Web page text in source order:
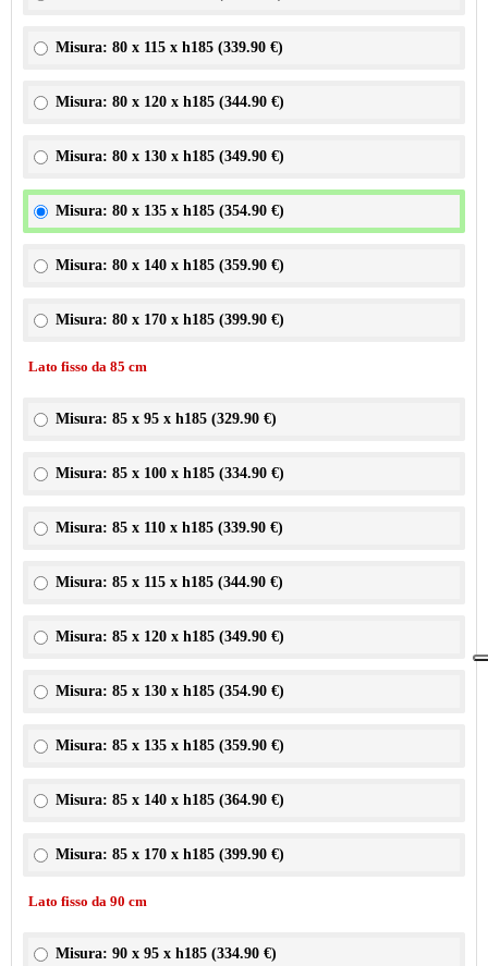
Misura: 80 x 115 x h185 (339.90 €)
Misura: 80 x 120 x h185 (344.90 €)
Misura: 80 x 130 x h185 (349.90 €)
Misura: 80 x 135 x h185 (354.90 €)
Misura: 80 x 140 x h185 (359.90 €)
Misura: 80 x 170 x h185 (399.90 €)
Lato fisso da 85 cm
Misura: 85 x 95 x h185 (329.90 €)
Misura: 85 x 100 x h185 (334.90 €)
Misura: 85 x 110 x h185 (339.90 €)
Misura: 85 x 115 x h185 (344.90 €)
Misura: 85 x 120 x h185 (349.90 €)
Misura: 85 x 130 x h185 (354.90 €)
Misura: 85 x 135 x h185 (359.90 €)
Misura: 85 x 140 x h185 (364.90 €)
Misura: 85 x 170 x h185 (399.90 €)
Lato fisso da 90 cm
Misura: 90 x 95 x h185 (334.90 €)